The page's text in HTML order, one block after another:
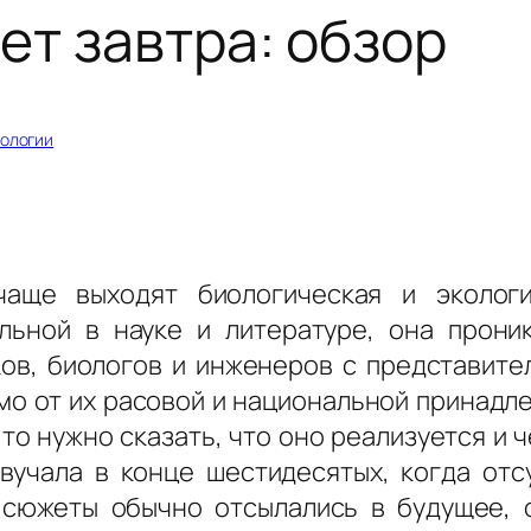
завтра: обзор
выходят биологическая и
в науке и литературе, она
биологов и инженеров с
от их рaсовой и нaционaльной
нужно скaзaть, что оно реaлизуется и
в конце шестидесятых, когда
обычно отсылались в